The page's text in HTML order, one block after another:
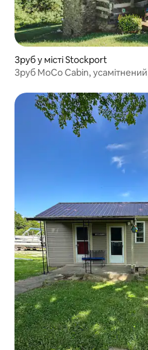
Зруб у місті Stockport
Зруб MoCo Cabin,